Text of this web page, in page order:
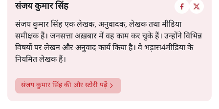
संजय कुमार सिंह
संजय कुमार सिंह एक लेखक, अनुवादक, लेखक तथा मीडिया
समीक्षक हैं। जनसत्ता अख़बार में वह काम कर चुके हैं। उन्होंने विभिन्न
विषयों पर लेखन और अनुवाद कार्य किया है। वे भड़ास4मीडिया के
नियमित लेखक हैं।
संजय कुमार सिंहकी और स्टोरी पढ़ें